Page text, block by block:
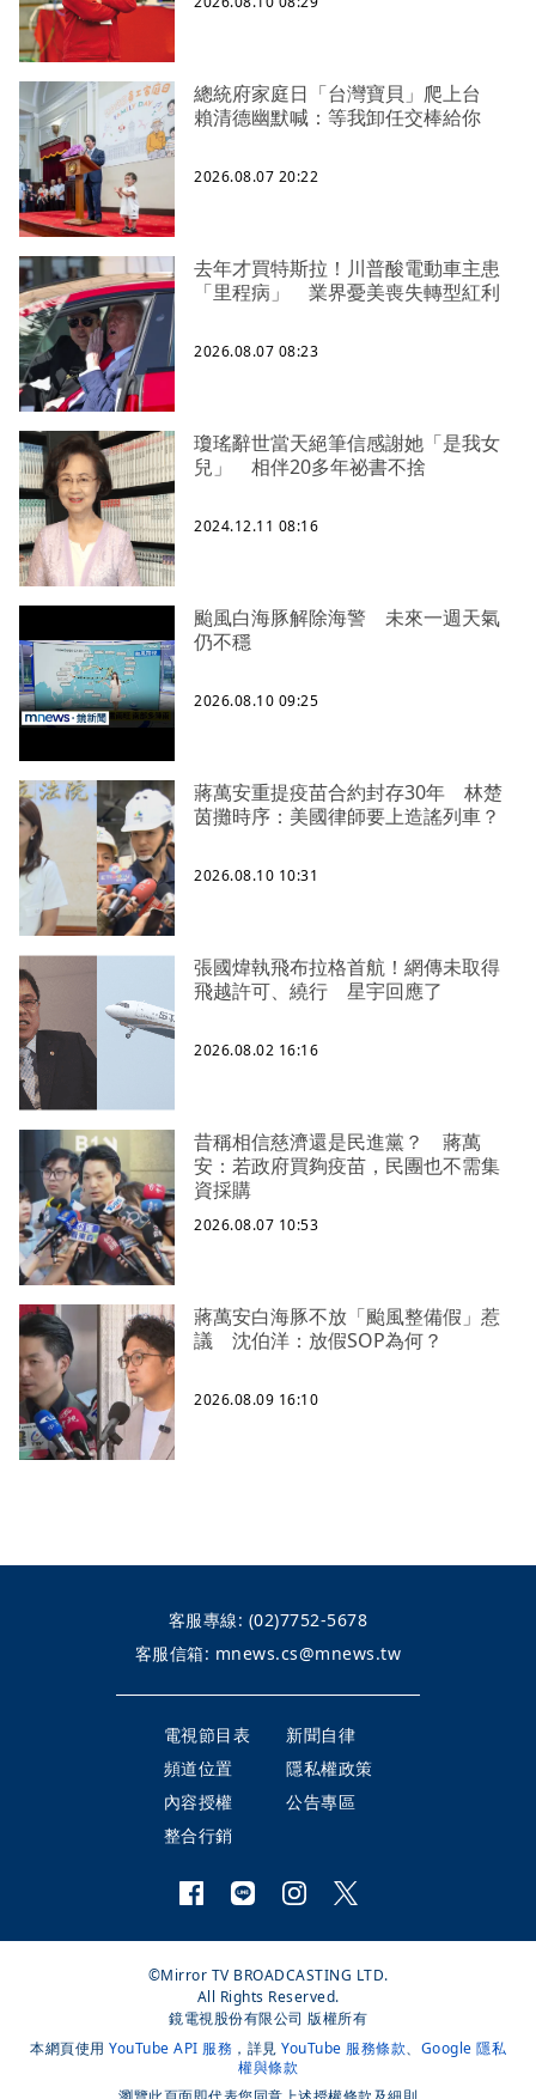
總統府家庭日「台灣寶貝」爬上台
賴清德幽默喊：等我卸任交棒給你
2026.08.07 20:22
去年才買特斯拉！川普酸電動車主患
「里程病」 業界憂美喪失轉型紅利
2026.08.07 08:23
瓊瑤辭世當天絕筆信感謝她「是我女
兒」 相伴20多年祕書不捨
2024.12.11 08:16
颱風白海豚解除海警 未來一週天氣
仍不穩
2026.08.10 09:25
蔣萬安重提疫苗合約封存30年 林楚
茵攤時序：美國律師要上造謠列車？
2026.08.10 10:31
張國煒執飛布拉格首航！網傳未取得
飛越許可、繞行 星宇回應了
2026.08.02 16:16
昔稱相信慈濟還是民進黨？ 蔣萬
安：若政府買夠疫苗，民團也不需集
資採購
2026.08.07 10:53
蔣萬安白海豚不放「颱風整備假」惹
議 沈伯洋：放假SOP為何？
2026.08.09 16:10
客服專線: (02)7752-5678
客服信箱: mnews.cs@mnews.tw
電視節目表
新聞自律
頻道位置
隱私權政策
內容授權
公告專區
整合行銷
©Mirror TV BROADCASTING LTD.
All Rights Reserved.
鏡電視股份有限公司 版權所有
本網頁使用 YouTube API 服務 ，詳見 YouTube 服務條款、 Google 隱私
權與條款